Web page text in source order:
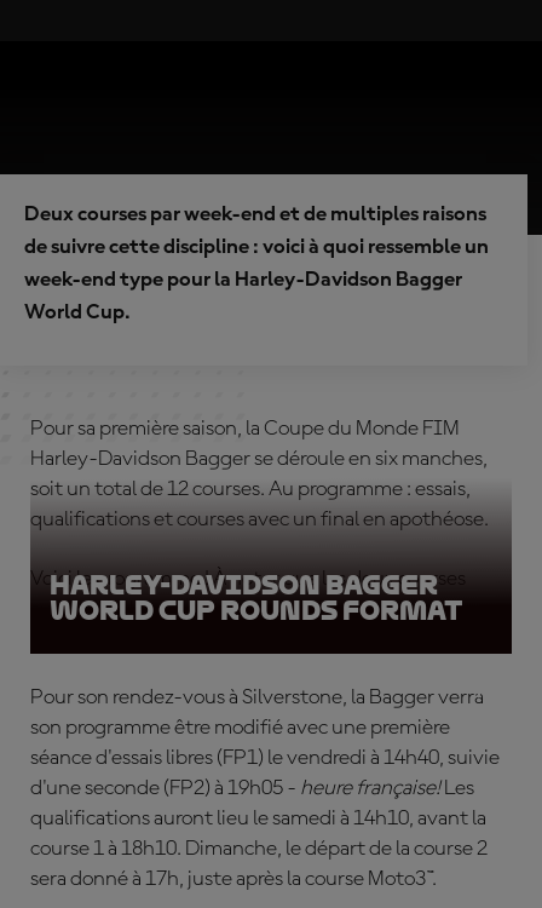
Deux courses par week-end et de multiples raisons
de suivre cette discipline : voici à quoi ressemble un
week-end type pour la Harley-Davidson Bagger
World Cup.
Pour sa première saison, la Coupe du Monde FIM
Harley-Davidson Bagger se déroule en six manches,
soit un total de 12 courses. Au programme : essais,
qualifications et courses avec un final en apothéose.
Voici le programme ! À noter que les deux courses
auront lieu le samedi au Mugello.
Harley-Davidson Bagger
World Cup Rounds Format
Pour son rendez-vous à Silverstone, la Bagger verra
son programme être modifié avec une première
séance d'essais libres (FP1) le vendredi à 14h40, suivie
d'une seconde (FP2) à 19h05 - heure française! Les
qualifications auront lieu le samedi à 14h10, avant la
course 1 à 18h10. Dimanche, le départ de la course 2
sera donné à 17h, juste après la course Moto3™.